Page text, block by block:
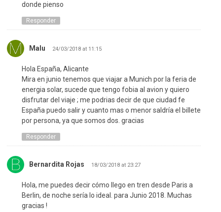
donde pienso
Responder
Malu 24/03/2018 at 11:15
Hola España, Alicante
Mira en junio tenemos que viajar a Munich por la feria de
energia solar, sucede que tengo fobia al avion y quiero
disfrutar del viaje ; me podrias decir de que ciudad fe
España puedo salir y cuanto mas o menor saldría el billete
por persona, ya que somos dos. gracias
Responder
Bernardita Rojas 18/03/2018 at 23:27
Hola, me puedes decir cómo llego en tren desde Paris a
Berlin, de noche sería lo ideal. para Junio 2018. Muchas
gracias !